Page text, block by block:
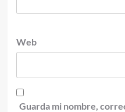
Web
Guarda mi nombre,